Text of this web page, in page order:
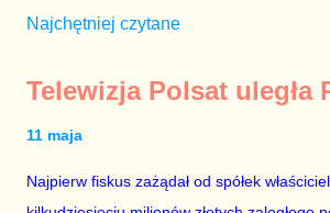
Najchętniej czytane
Telewizja Polsat uległa
11 maja
Najpierw fiskus zażądał od spółek